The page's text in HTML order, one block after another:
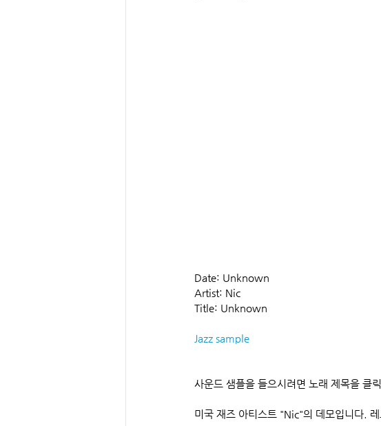
Date: Unknown
Artist: Nic
Title: Unknown
Jazz sample
사운드 샘플을 들으시려면 노래 제목을 클릭
미국 재즈 아티스트 "Nic"의 데모입니다.